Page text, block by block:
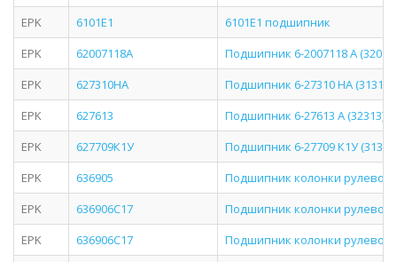
EPK 6101E1
6101E1 подшипник
EPK
62007118А
Подшипник 6-2007118 А
EPK
627310НА
Подшипник 6-27310 НА
EPK
627613
Подшипник 6-27613 А (32313)
EPK
627709К1У
Подшипник 6-27709 К1У
EPK
636905
Подшипник колонки
EPK
636906C17
Подшипник колонки
EPK
636906С17
Подшипник колонки